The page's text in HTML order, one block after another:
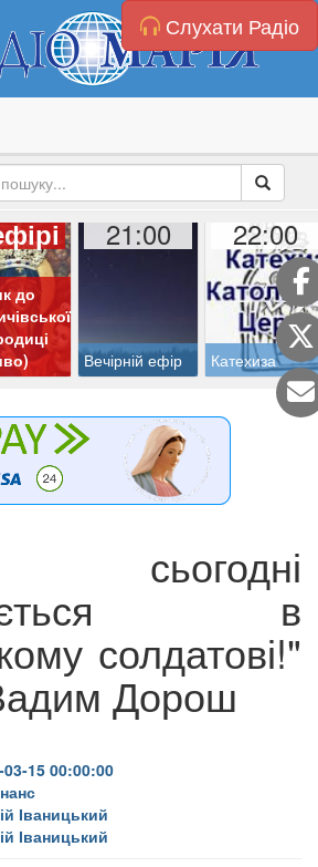
Слухати Радіо
до
21:00
Вечірній ефір
22:00
Катехиза
в
солдатові!"
Дорош
03-15 00:00:00
Іваницький
Іваницький